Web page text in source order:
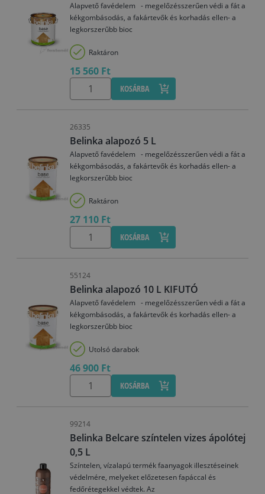
Alapvető favédelem - megelőzésszerűen védi a fát a
kékgombásodás, a fakártevők és korhadás ellen- a
legkorszerűbb bioc
Raktáron
15 560 Ft
KOSÁRBA
26335
Belinka alapozó 5 L
Alapvető favédelem - megelőzésszerűen védi a fát a
kékgombásodás, a fakártevők és korhadás ellen- a
legkorszerűbb bioc
Raktáron
27 110 Ft
KOSÁRBA
55124
Belinka alapozó 10 L KIFUTÓ
Alapvető favédelem - megelőzésszerűen védi a fát a
kékgombásodás, a fakártevők és korhadás ellen- a
legkorszerűbb bioc
Utolsó darabok
46 900 Ft
KOSÁRBA
99214
Belinka Belcare színtelen vizes ápolótej
0,5 L
Színtelen, vízalapú termék faanyagok illesztéseinek
védelmére, melyeket előzetesen fapáccal és
fedőrétegekkel védtek. Az